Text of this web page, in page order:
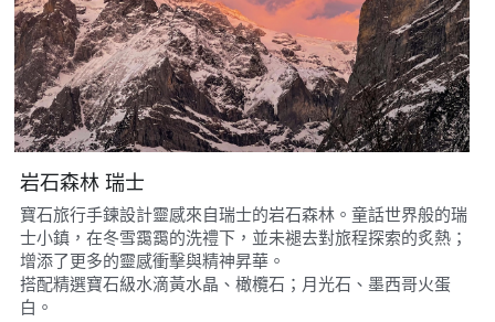
岩石森林 瑞士
寶石旅行手鍊設計靈感來自瑞士的岩石森林。童話世界般的瑞
士小鎮，在冬雪靄靄的洗禮下，並未褪去對旅程探索的炙熱；
增添了更多的靈感衝擊與精神昇華。
搭配精選寶石級水滴黃水晶、橄欖石；月光石、墨西哥火蛋
白。